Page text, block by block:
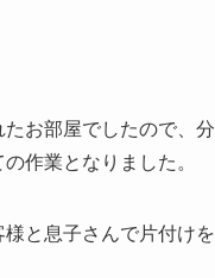
お部屋でしたので、分
作業となりました。
と息子さんで片付けを